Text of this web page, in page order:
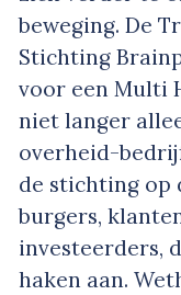
beweging. De
Stichting
voor een Multi
niet langer
overheid-
de stichting op
burgers,
investeerders,
haken aan.